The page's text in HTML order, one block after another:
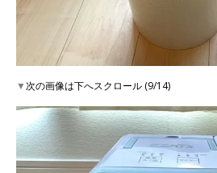
▼次の画像は下へスクロール (9/14)